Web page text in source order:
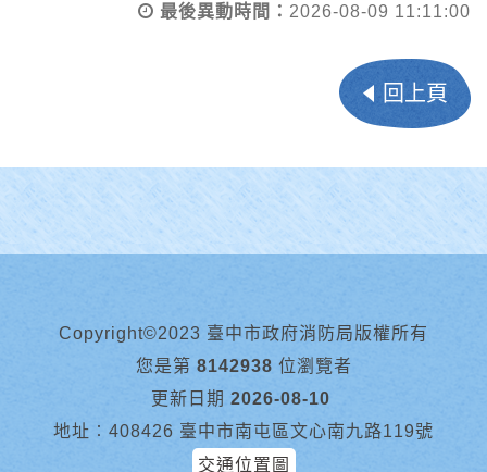
最後異動時間： 2026-08-09 11:11:00
回上頁
Copyright©2023 臺中市政府消防局版權所有
您是第 8142938 位瀏覽者
更新日期 2026-08-10
地址︰408426 臺中市南屯區文心南九路119號
交通位置圖